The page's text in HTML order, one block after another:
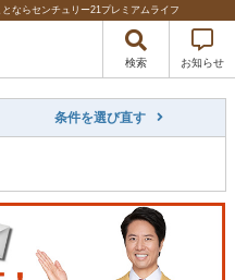
ならセンチュリー21プレミアムライフ
検索 お知らせ
条件を選び直す